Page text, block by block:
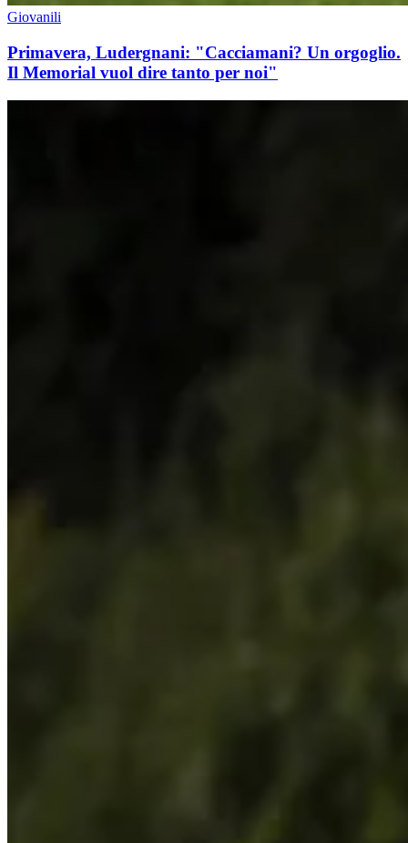
Giovanili
Primavera, Ludergnani: "Cacciamani? Un orgoglio.
Il Memorial vuol dire tanto per noi"